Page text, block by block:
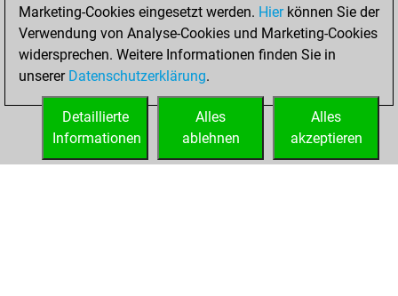
Montag, August
28, 2023
You created
your Fritz account
Marketing-Cookies eingesetzt werden. Hierkönnen Sie der
Verwendung von Analyse-Cookies und Marketing-Cookies
widersprechen. Weitere Informationen finden Sie in
unserer Datenschutzerklärung.
Alles
akzeptieren
Alles
ablehnen
Detaillierte
Informationen